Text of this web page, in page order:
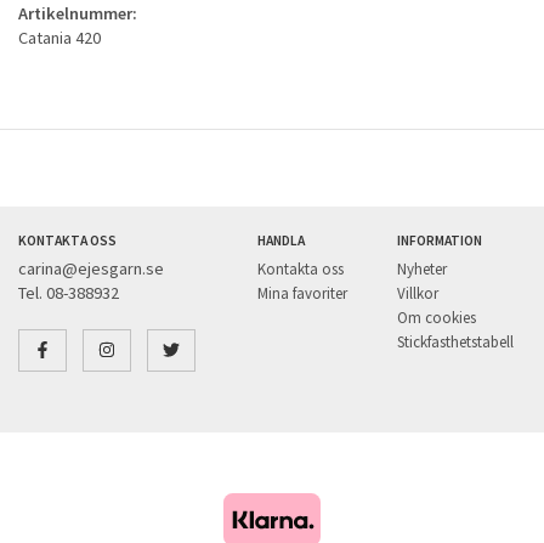
Artikelnummer:
Catania 420
KONTAKTA OSS
carina@ejesgarn.se
Tel. 08-388932
HANDLA
Kontakta oss
Mina favoriter
INFORMATION
Nyheter
Villkor
Om cookies
Stickfasthetstabell